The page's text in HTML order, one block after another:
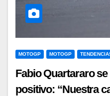
MOTOGP MOTOGP
Fabio Quartararo
positivo: “Nuestra